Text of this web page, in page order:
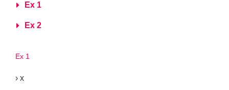
Ex 1
Ex 2
Ex 1
› x